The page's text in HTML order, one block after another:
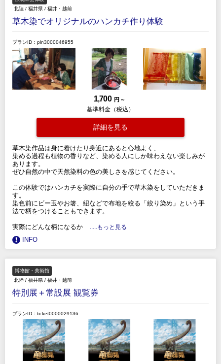
北陸 / 福井県 / 福井・越前
草木染でオリジナルのハンカチ作り体験
プランID：pln3000046955
1,700 円 ～
基準料金（税込）
詳細を見る
草木染作品は身に着けたり身近にあると心地よく、
染める過程も植物の香りなど、染める人にしか味わえない楽しみが
あります。
ぜひ自然の中で天然染料の色の美しさを感じてください。
この体験ではハンカチを実際に自分の手で草木染をしていただきま
す。
染色前にビー玉やお箸、紐などで布地を絞る「絞り染め」という手
法で柄をつけることもできます。
実際にどんな柄になるか .....もっと見る
INFO
博物館・美術館
北陸 / 福井県 / 福井・越前
特別展＋常設展 観覧券
プランID：ticket0000029136